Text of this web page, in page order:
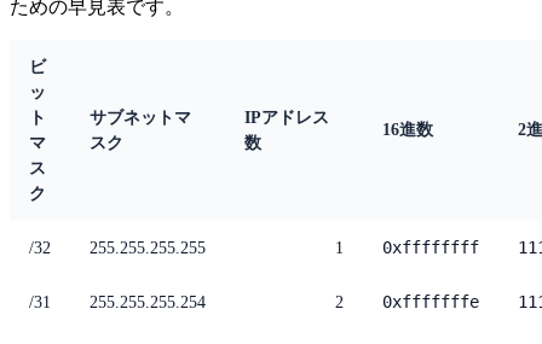
ための早見表です。
ビ
ッ
ト
マ
ス
ク
サブネットマ
スク
IPアドレス
数
16進数 2
/32 255.255.255.255 1 0xffffffff
/31 255.255.255.254 2 0xfffffffe